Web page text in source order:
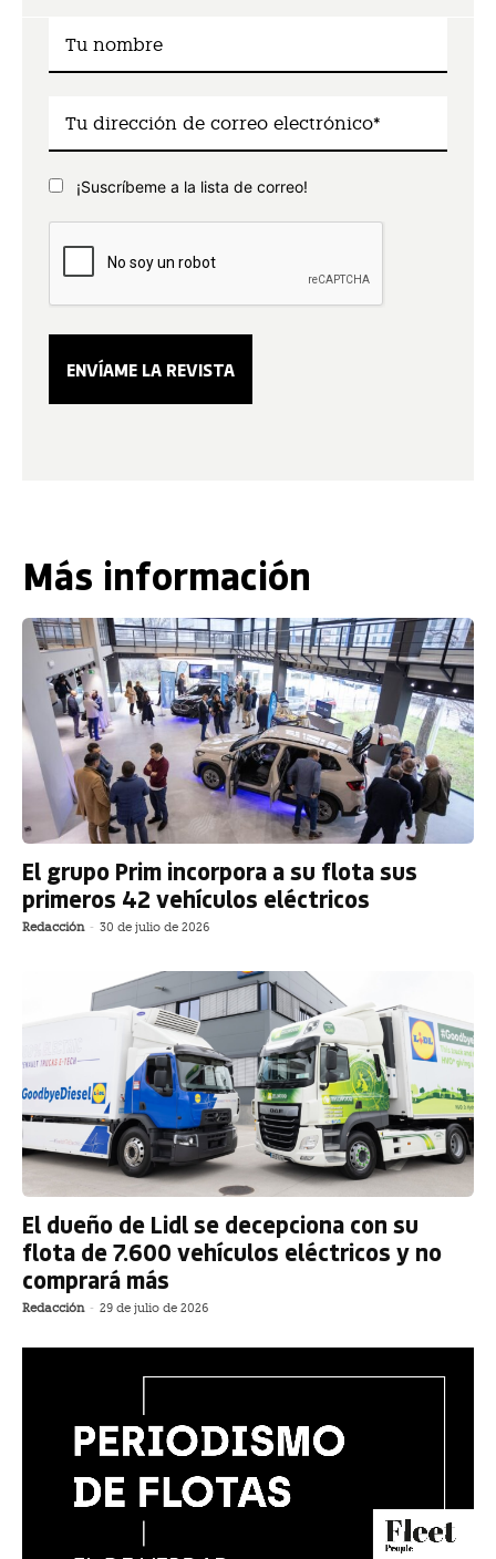
¡Suscríbeme a la lista de correo!
Más información
El grupo Prim incorpora a su flota sus
primeros 42 vehículos eléctricos
Redacción - 30 de julio de 2026
El dueño de Lidl se decepciona con su
flota de 7.600 vehículos eléctricos y no
comprará más
Redacción - 29 de julio de 2026